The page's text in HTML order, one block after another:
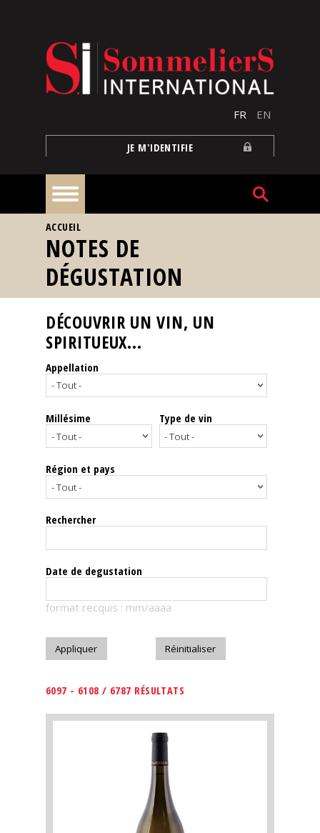
FR EN
JE M'IDENTIFIE
À
la
une
Reportages
Nos
Spiritueux
Notes
dégustation
Le
magazine
Télécharger
VOUS ÊTES ICI
ACCUEIL
NOTES DE
DÉGUSTATION
DÉCOUVRIR UN VIN, UN
SPIRITUEUX...
Appellation
Millésime Type de vin
Région et pays
Rechercher
Date de degustation
format recquis : mm/aaaa
6097 - 6108 / 6787 RÉSULTATS